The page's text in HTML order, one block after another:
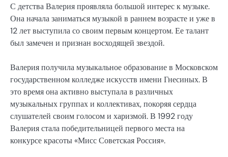
С детства Валерия проявляла большой интерес к музыке.
Она начала заниматься музыкой в раннем возрасте и уже в
12 лет выступила со своим первым концертом. Ее талант
был замечен и признан восходящей звездой.
Валерия получила музыкальное образование в Московском
государственном колледже искусств имени Гнесиных. В
это время она активно выступала в различных
музыкальных группах и коллективах, покоряя сердца
слушателей своим голосом и харизмой. В 1992 году
Валерия стала победительницей первого места на
конкурсе красоты «Мисс Советская Россия».